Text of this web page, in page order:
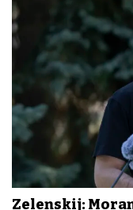
Zelenskij: